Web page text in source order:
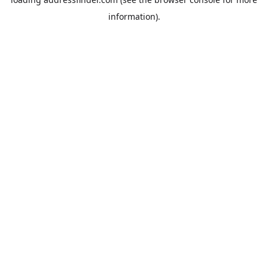
information).